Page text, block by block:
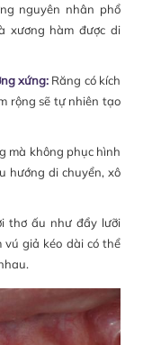
nguyên nhân phổ
xương hàm được di
xứng: Răng có kích
rộng sẽ tự nhiên tạo
mà không phục hình
hướng di chuyển, xô
thơ ấu như đẩy lưỡi
vú giả kéo dài có thể